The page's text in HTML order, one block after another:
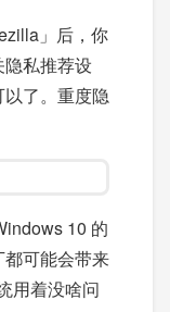
」后，你
私推荐设
了。重度隐
10 的
可能会带来
用着没啥问